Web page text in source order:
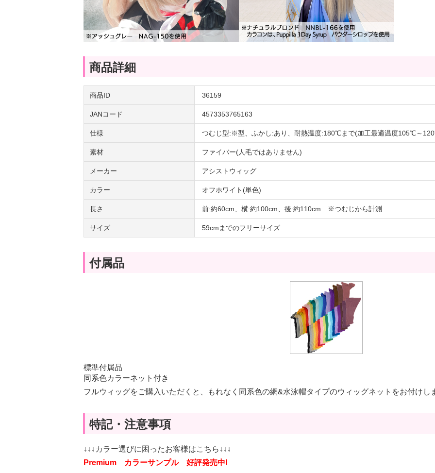
商品詳細
商品ID 36159
JANコード 4573353765163
仕様 つむじ型:※型、ふかし:あり、耐熱温度:180℃まで(加工最適温度105℃～
素材 ファイバー(人毛ではありません)
メーカー アシストウィッグ
カラー オフホワイト(単色)
長さ 前:約60cm、横:約100cm、後:約110cm ※つむじから計測
サイズ 59cmまでのフリーサイズ
付属品
標準付属品
同系色カラーネット付き
フルウィッグをご購入いただくと、もれなく同系色の網&水泳帽タイプのウィッグネットをお付けし
特記・注意事項
↓↓↓カラー選びに困ったお客様はこちら↓↓↓
Premium カラーサンプル 好評発売中!